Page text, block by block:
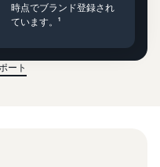
時点でブランド登録され
ています。¹
ート